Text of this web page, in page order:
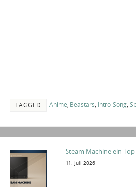
TAGGED Anime, Beastars, Intro-Song,
Steam Machine ein
11. Juli 2026